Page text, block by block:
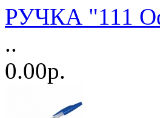
РУЧКА "111
..
0.00р.